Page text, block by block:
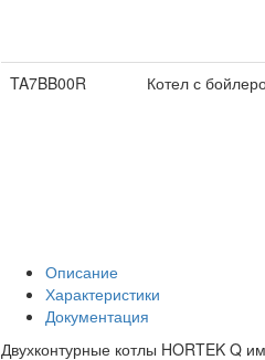
TA7BB00R Котел с
Описание
Характеристики
Документация
Двухконтурные котлы HORTEK Q